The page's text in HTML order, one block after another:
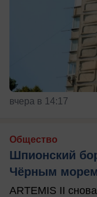
вчера в 14:17
Общество
Шпионский
Чёрным
ARTEMIS II